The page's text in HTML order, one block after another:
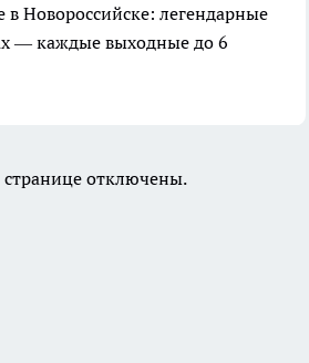
Новороссийске: легендарные
— каждые выходные до 6
отключены.